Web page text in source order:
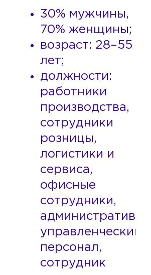
30% мужчины,
70% женщины;
возраст: 28–55
лет;
должности:
работники
производства,
сотрудники
розницы,
логистики и
сервиса,
офисные
сотрудники,
административно-
управленческий
персонал,
сотрудник